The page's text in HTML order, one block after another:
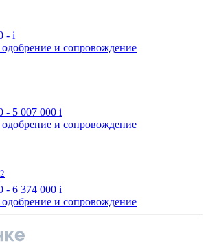
- i
и сопровождение
- 5 007 000 i
и сопровождение
2
- 6 374 000 i
и сопровождение